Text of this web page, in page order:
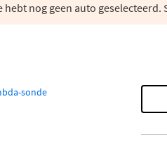
hebt nog geen auto
sonde